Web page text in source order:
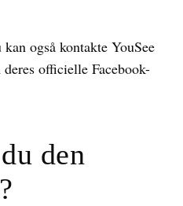
kan også kontakte YouSee
officielle Facebook-
den